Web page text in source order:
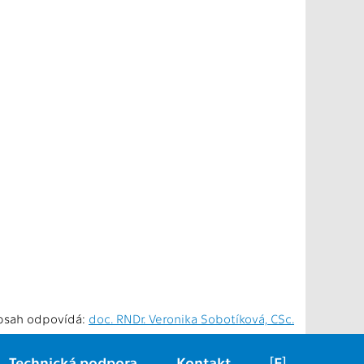
odpovídá: doc. RNDr. Veronika Sobotíková, CSc.